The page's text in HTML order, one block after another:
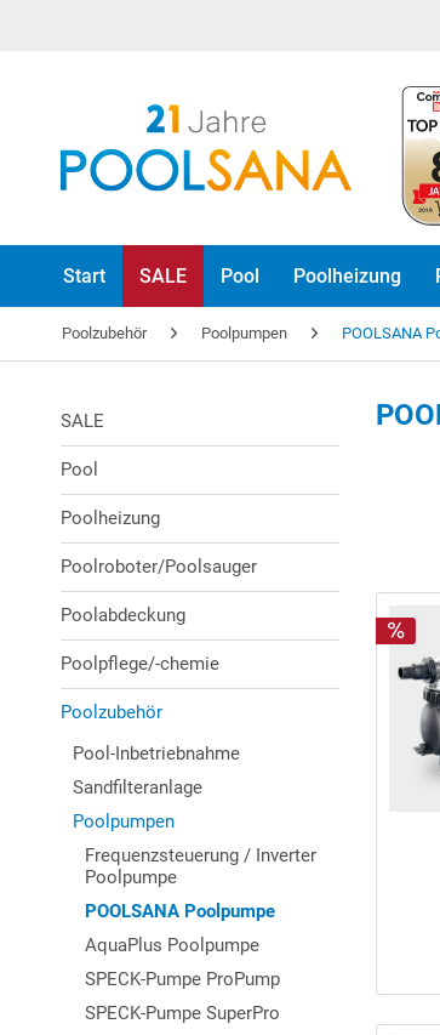
Start SALE Pool Poolheizung
Poolzubehör Poolpumpen POOLSANA
SALE
Pool
Poolheizung
Poolroboter/Poolsauger
Poolabdeckung
Poolpflege/-chemie
Poolzubehör
Pool-Inbetriebnahme
Sandfilteranlage
Poolpumpen
Frequenzsteuerung / Inverter
Poolpumpe
POOLSANA Poolpumpe
AquaPlus Poolpumpe
SPECK-Pumpe ProPump
SPECK-Pumpe SuperPro